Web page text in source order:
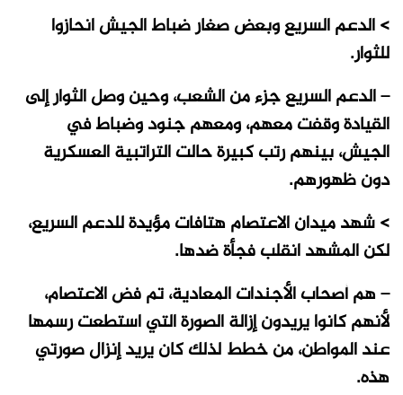
> الدعم السريع وبعض صغار ضباط الجيش انحازوا
للثوار.
– الدعم السريع جزء من الشعب، وحين وصل الثوار إلى
القيادة وقفت معهم، ومعهم جنود وضباط في
الجيش، بينهم رتب كبيرة حالت التراتبية العسكرية
دون ظهورهم.
> شهد ميدان الاعتصام هتافات مؤيدة للدعم السريع،
لكن المشهد انقلب فجأة ضدها.
– هم أصحاب الأجندات المعادية، تم فض الاعتصام،
لأنهم كانوا يريدون إزالة الصورة التي استطعت رسمها
عند المواطن، من خطط لذلك كان يريد إنزال صورتي
هذه.